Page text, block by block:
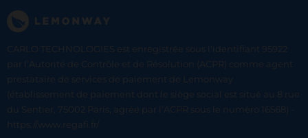
CARLO TECHNOLOGIES est enregistrée sous l'identifiant 95922
par l’Autorité de Contrôle et de Résolution (ACPR) comme agent
prestataire de services de paiement de Lemonway
(établissement de paiement dont le siège social est situé au 8 rue
du Sentier, 75002 Paris, agréé par l’ACPR sous le numéro 16568) -
https://www.regafi.fr/